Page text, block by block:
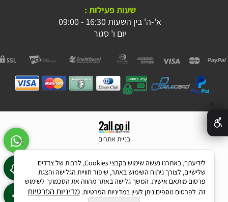
שעות פעילות :
א'-ה' בין השעות 16:30 - 09:00
יום ו' סגור
בניית אתרים
לידיעתך, באתרנו נעשה שימוש בקבצי Cookies, לרבות של צדדים
שלישיים, לצורך ניתוח השימוש באתר, שיפור חוויית הגלישה והצגת
פרסום מותאם אישית. המשך גלישה באתר מהווה את הסכמתך לשימוש
זה. לפרטים נוספים ניתן לעיין במדיניות הפרטיות. מדיניות הפרטיות